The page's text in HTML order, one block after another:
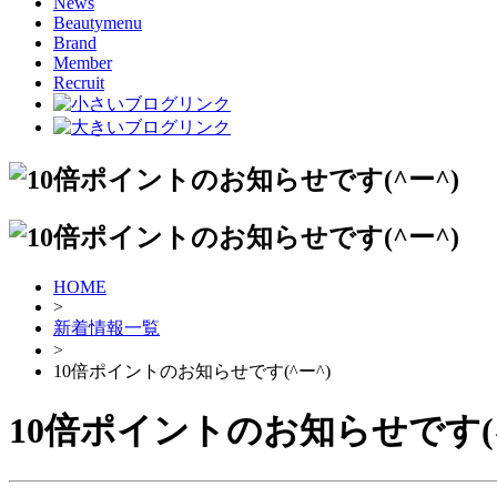
Beautymenu
Brand
Member
Recruit
HOME
>
新着情報一覧
>
10倍ポイントのお知らせです(^ー^)
10倍ポイントのお知らせで